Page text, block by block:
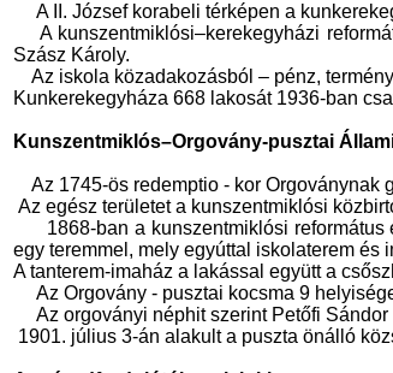
A II. József korabeli térképen a
A kunszentmiklósi–kerekegyházi
Szász Károly.
Az iskola közadakozásból – pénz,
Kunkerekegyháza 668 lakosát 1936-ban
Kunszentmiklós–Orgovány-pusztai
Az 1745-ös redemptio - kor Orgoványnak
Az egész területet a kunszentmiklósi
1868-ban a kunszentmiklósi
egy teremmel, mely egyúttal iskolaterem és
A tanterem-imaház a lakással együtt a
Az Orgovány - pusztai kocsma 9
Az orgoványi néphit szerint Petőfi
1901. július 3-án alakult a puszta önálló